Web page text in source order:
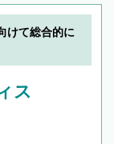
からむ分野なの
際に電話や面談
マが合う方に依
けて総合的に
ス